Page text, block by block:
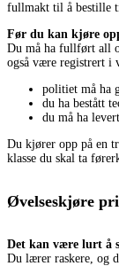
fullmakt til å bestille
Før du kan kjøre
Du må ha fullført all
også være registrert i
politiet må ha
du ha bestått
du må ha
Du kjører opp på en
klasse du skal ta
Øvelseskjøre
Det kan være lurt å
Du lærer raskere, og